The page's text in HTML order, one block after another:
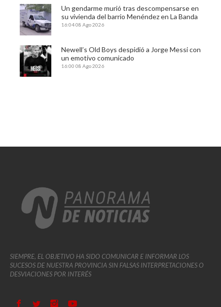
Un gendarme murió tras descompensarse en
su vivienda del barrio Menéndez en La Banda
16:0408 Ago 2026
Newell’s Old Boys despidió a Jorge Messi con
un emotivo comunicado
16:00 08 Ago 2026
SIEMPRE, EL OBJETIVO HA SIDO COMUNICAR E INFORMAR LOS
SUCESOS DE NUESTRA PROVINCIA SIN FALSAS INTERPRETACIONES O
DESVIACIONES POR INTERÉS